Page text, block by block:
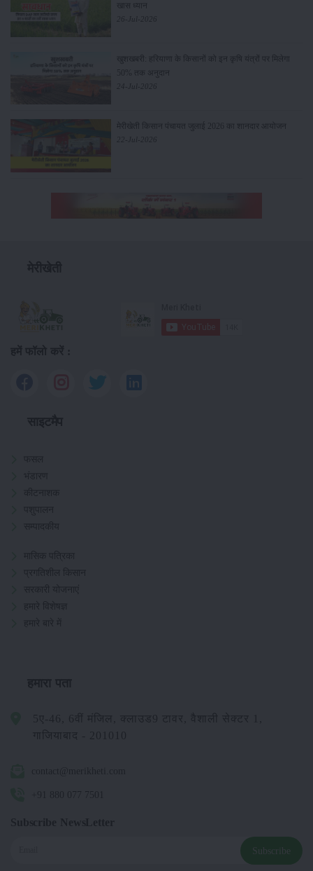
खास ध्यान
26-Jul-2026
खुशखबरी: हरियाणा के किसानों को इन कृषि यंत्रों पर मिलेगा
50% तक अनुदान
24-Jul-2026
मेरीखेती किसान पंचायत जुलाई 2026 का शानदार आयोजन
22-Jul-2026
Subscribe